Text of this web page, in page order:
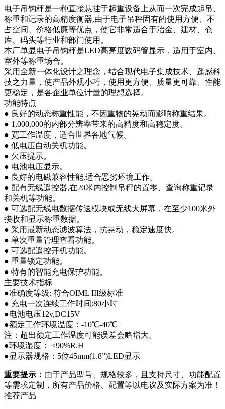
电子吊钩秤是一种直接悬挂于起重设备上从而一次完成起吊、
称重和记录的高精度衡器,由于电子吊秤固有的使用方便、不
占空间、价格低廉等优点，使它非常适合于冶金、建材、仓
库、码头等行业和部门使用。
本厂单显电子吊钩秤是LED高亮度数码管显示，适用于室内、
室外等称重场合。
采用全新一体化设计之理念，结合现代电子集成技术、遥感科
技之力量，使产品外观小巧，使用更方便、质量更可靠、性能
更稳定，是各企业单位计量的理想选择。
功能特点
● 良好的动态称重性能，不因重物的晃动而影响称重结果。
● 1,000,000的内部分辨率带来的高精度和高稳定度。
● 宽工作温度，适合世界各地气候。
● 低电压自动关机功能。
● 欠压提示。
● 电池电压显示。
● 良好的电磁兼容性能,适合恶劣环境工作。
● 配有无线遥控器,在20米内控制吊秤的置零、查询称重记录
和关机等功能。
● 可选配无线电数据传送模块或无线大屏幕，在至少100米外
接收和显示称重数据。
● 采用最新动态滤波算法，抗晃动，稳定速度快。
● 单次重量管理查看功能。
● 可选配遥控开机功能。
● 重量锁定功能。
● 特有的智能充电保护功能。
主要技术指标
●准确度等级: 符合OIML III级标准
● 充电一次连续工作时间:80小时
●电池电压12v,DC15V
●额定工作环境温度：-10℃-40℃
注：超出额定工作温度可能误差会略增大。
●环境湿度： ≤90%R.H
●显示器规格：5位45mm(1.8”)LED显示
重要提示： 由于产品型号、规格较多，且支持尺寸、功能配置
等需求定制，所有产品价格、配置等以电议及实际方案为准！
推荐产品